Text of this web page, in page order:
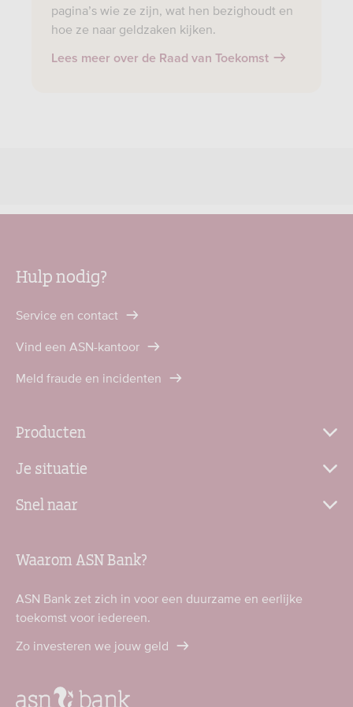
pagina’s wie ze zijn, wat hen bezighoudt en
hoe ze naar geldzaken kijken.
Lees meer over de Raad van Toekomst
Hulp nodig?
Service en contact
Vind een ASN-kantoor
Meld fraude en incidenten
Producten
Je situatie
Snel naar
Waarom ASN Bank?
ASN Bank zet zich in voor een duurzame en eerlijke
toekomst voor iedereen.
Zo investeren we jouw geld